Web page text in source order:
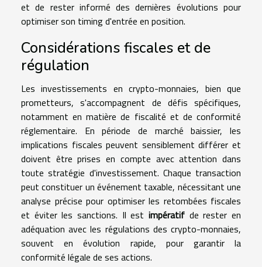
et de rester informé des dernières évolutions pour
optimiser son timing d'entrée en position.
Considérations fiscales et de
régulation
Les investissements en crypto-monnaies, bien que
prometteurs, s'accompagnent de défis spécifiques,
notamment en matière de fiscalité et de conformité
réglementaire. En période de marché baissier, les
implications fiscales peuvent sensiblement différer et
doivent être prises en compte avec attention dans
toute stratégie d'investissement. Chaque transaction
peut constituer un événement taxable, nécessitant une
analyse précise pour optimiser les retombées fiscales
et éviter les sanctions. Il est impératif de rester en
adéquation avec les régulations des crypto-monnaies,
souvent en évolution rapide, pour garantir la
conformité légale de ses actions.